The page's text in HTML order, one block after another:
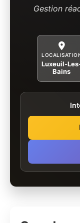
Gestion
Luxeuil-
Bains